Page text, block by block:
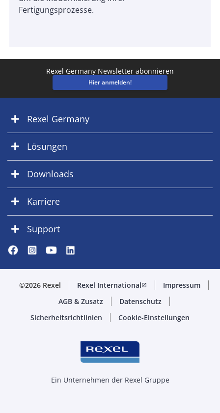
Fertigungsprozesse.
Rexel Germany Newsletter abonnieren
Hier anmelden!
Rexel Germany
Lösungen
Downloads
Karriere
Support
©2026 Rexel Rexel International open_in_new
Impressum
AGB & Zusatz
Datenschutz
Sicherheitsrichtlinien
Cookie-Einstellungen
Ein Unternehmen der Rexel Gruppe